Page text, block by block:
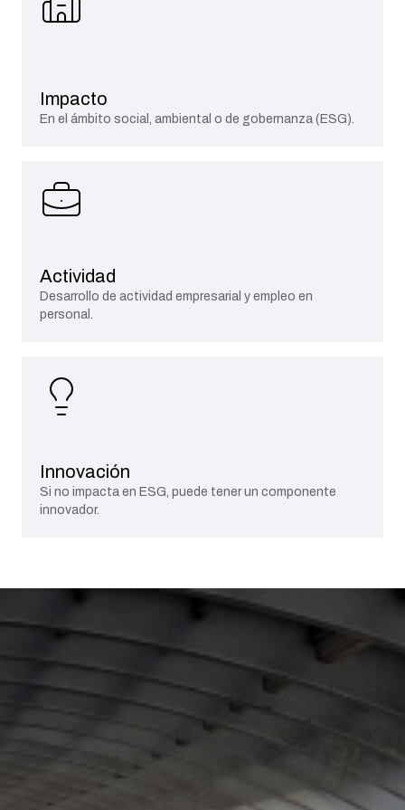
Impacto
En el ámbito social, ambiental o de gobernanza (ESG).
Actividad
Desarrollo de actividad empresarial y empleo en
personal.
Innovación
Si no impacta en ESG, puede tener un componente
innovador.